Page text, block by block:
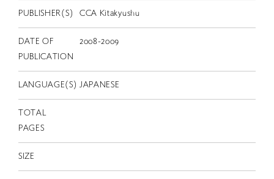
PUBLISHER(S) CCA Kitakyushu
DATE OF
PUBLICATION
2008-2009
LANGUAGE(S) JAPANESE
TOTAL
PAGES
SIZE